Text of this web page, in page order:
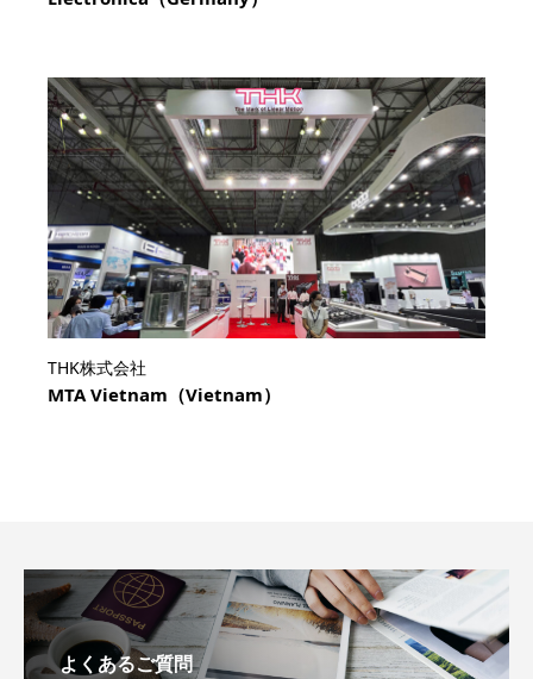
THK株式会社
MTA Vietnam（Vietnam）
よくあるご質問